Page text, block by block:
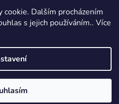
Dalším procházením
s jejich používáním.. Více